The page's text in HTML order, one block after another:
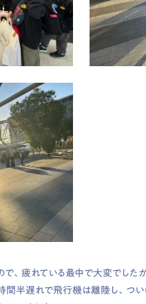
で、疲れている最中で大変でした
間半遅れで飛行機は離陸し、つ